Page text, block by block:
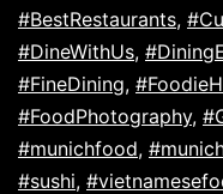
#BestRestaurants,
#DineWithUs,
#FineDining,
#FoodPhotography,
#munichfood,
#sushi,